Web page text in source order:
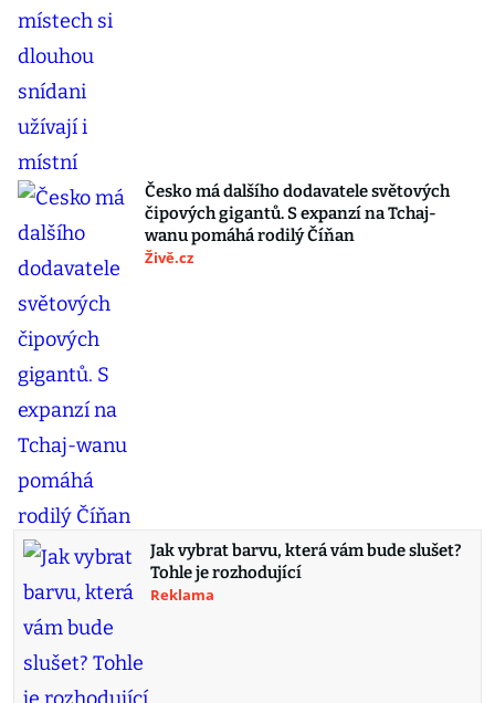
Česko má dalšího dodavatele světových
čipových gigantů. S expanzí na Tchaj-
wanu pomáhá rodilý Číňan
Živě.cz
Jak vybrat barvu, která vám bude slušet?
Tohle je rozhodující
Reklama